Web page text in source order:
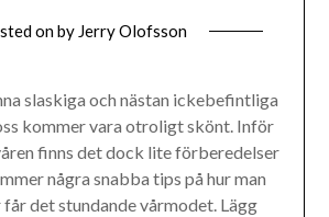
onby Jerry Olofsson
slaskiga och nästan ickebefintliga
kommer vara otroligt skönt. Inför
finns det dock lite förberedelser
några snabba tips på hur man
det stundande vårmodet. Lägg